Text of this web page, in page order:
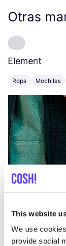
This website
We use
provide social
Otras
Element
Ropa Mochilas